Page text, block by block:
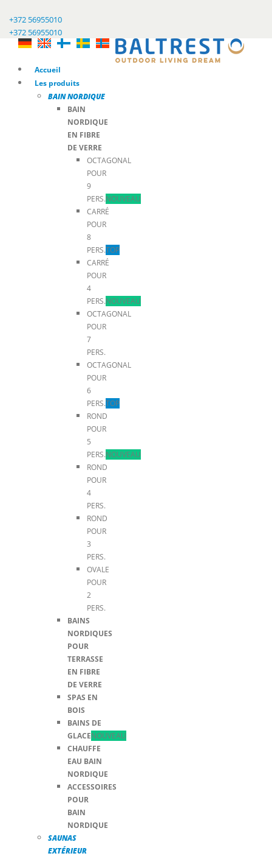
+372 56955010
+372 56955010
Accueil
Les produits
BAIN NORDIQUE
BAIN
NORDIQUE
EN FIBRE
DE VERRE
OCTAGONAL
POUR
9
PERS.NOUVEAU
CARRÉ
POUR
8
PERS.TOP
CARRÉ
POUR
4
PERS.NOUVEAU
OCTAGONAL
POUR
7
PERS.
OCTAGONAL
POUR
6
PERS.TOP
ROND
POUR
5
PERS.NOUVEAU
ROND
POUR
4
PERS.
ROND
POUR
3
PERS.
OVALE
POUR
2
PERS.
BAINS
NORDIQUES
POUR
TERRASSE
EN FIBRE
DE VERRE
SPAS EN
BOIS
BAINS DE
GLACENOUVEAU
CHAUFFE
EAU BAIN
NORDIQUE
ACCESSOIRES
POUR
BAIN
NORDIQUE
SAUNAS
EXTÉRIEUR